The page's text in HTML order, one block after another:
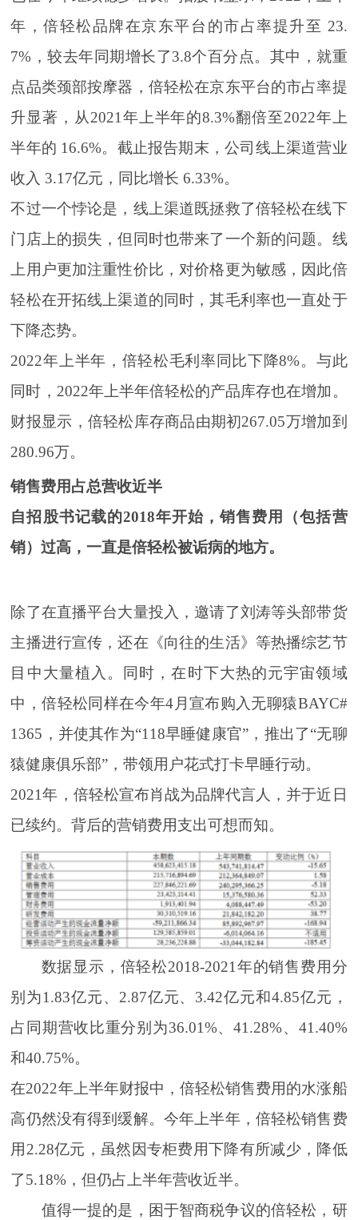
年，倍轻松品牌在京东平台的市占率提升至 23.
7%，较去年同期增长了3.8个百分点。其中，就重
点品类颈部按摩器，倍轻松在京东平台的市占率提
升显著，从2021年上半年的8.3%翻倍至2022年上
半年的 16.6%。截止报告期末，公司线上渠道营业
收入 3.17亿元，同比增长 6.33%。
不过一个悖论是，线上渠道既拯救了倍轻松在线下
门店上的损失，但同时也带来了一个新的问题。线
上用户更加注重性价比，对价格更为敏感，因此倍
轻松在开拓线上渠道的同时，其毛利率也一直处于
下降态势。
2022年上半年，倍轻松毛利率同比下降8%。与此
同时，2022年上半年倍轻松的产品库存也在增加。
财报显示，倍轻松库存商品由期初267.05万增加到
280.96万。
销售费用占总营收近半
自招股书记载的2018年开始，销售费用（包括营
销）过高，一直是倍轻松被诟病的地方。
除了在直播平台大量投入，邀请了刘涛等头部带货
主播进行宣传，还在《向往的生活》等热播综艺节
目中大量植入。同时，在时下大热的元宇宙领域
中，倍轻松同样在今年4月宣布购入无聊猿BAYC#
1365，并使其作为“118早睡健康官”，推出了“无聊
猿健康俱乐部”，带领用户花式打卡早睡行动。
2021年，倍轻松宣布肖战为品牌代言人，并于近日
已续约。背后的营销费用支出可想而知。
数据显示，倍轻松2018-2021年的销售费用分
别为1.83亿元、2.87亿元、3.42亿元和4.85亿元，
占同期营收比重分别为36.01%、41.28%、41.40%
和40.75%。
在2022年上半年财报中，倍轻松销售费用的水涨船
高仍然没有得到缓解。今年上半年，倍轻松销售费
用2.28亿元，虽然因专柜费用下降有所减少，降低
了5.18%，但仍占上半年营收近半。
值得一提的是，困于智商税争议的倍轻松，研